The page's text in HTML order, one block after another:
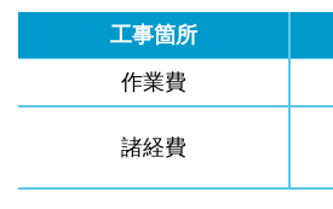
工事箇所
作業費
諸経費